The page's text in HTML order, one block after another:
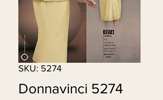
SKU: 5274
Donnavinci 5274